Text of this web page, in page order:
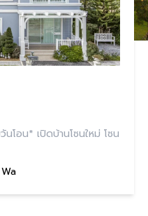
โอน* เปิดบ้านโซนใหม่ โซน